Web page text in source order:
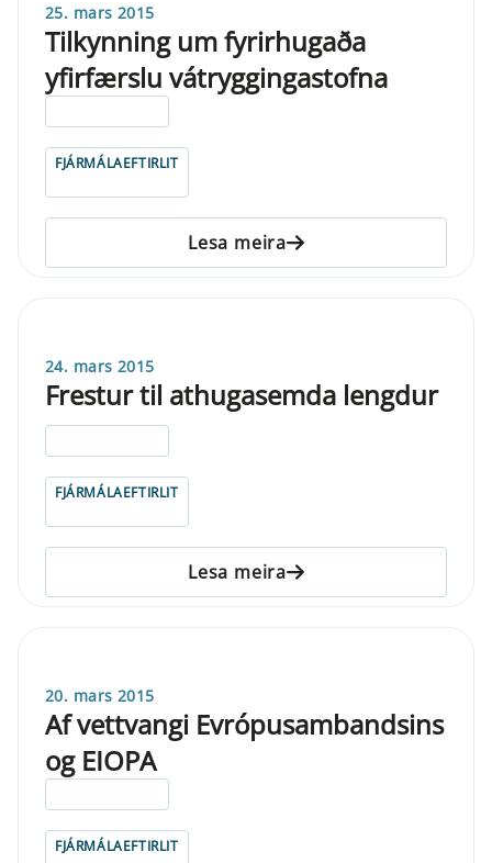
25. mars 2015
Tilkynning um fyrirhugaða
yfirfærslu vátryggingastofna
FJÁRMÁLAEFTIRLIT
Lesa meira
24. mars 2015
Frestur til athugasemda lengdur
FJÁRMÁLAEFTIRLIT
Lesa meira
20. mars 2015
Af vettvangi Evrópusambandsins
og EIOPA
FJÁRMÁLAEFTIRLIT